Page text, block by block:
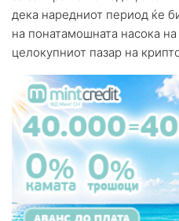
дека наредниот период ќе
на понатамошната насока
целокупниот пазар на